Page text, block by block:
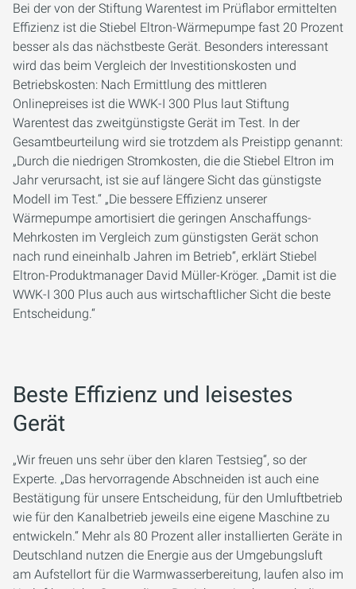
Bei der von der Stiftung Warentest im Prüflabor ermittelten
Effizienz ist die Stiebel Eltron-Wärmepumpe fast 20 Prozent
besser als das nächstbeste Gerät. Besonders interessant
wird das beim Vergleich der Investitionskosten und
Betriebskosten: Nach Ermittlung des mittleren
Onlinepreises ist die WWK-I 300 Plus laut Stiftung
Warentest das zweitgünstigste Gerät im Test. In der
Gesamtbeurteilung wird sie trotzdem als Preistipp genannt:
„Durch die niedrigen Stromkosten, die die Stiebel Eltron im
Jahr verursacht, ist sie auf längere Sicht das günstigste
Modell im Test.“ „Die bessere Effizienz unserer
Wärmepumpe amortisiert die geringen Anschaffungs-
Mehrkosten im Vergleich zum günstigsten Gerät schon
nach rund eineinhalb Jahren im Betrieb“, erklärt Stiebel
Eltron-Produktmanager David Müller-Kröger. „Damit ist die
WWK-I 300 Plus auch aus wirtschaftlicher Sicht die beste
Entscheidung.“
Beste Effizienz und leisestes
Gerät
„Wir freuen uns sehr über den klaren Testsieg“, so der
Experte. „Das hervorragende Abschneiden ist auch eine
Bestätigung für unsere Entscheidung, für den Umluftbetrieb
wie für den Kanalbetrieb jeweils eine eigene Maschine zu
entwickeln.“ Mehr als 80 Prozent aller installierten Geräte in
Deutschland nutzen die Energie aus der Umgebungsluft
am Aufstellort für die Warmwasserbereitung, laufen also im